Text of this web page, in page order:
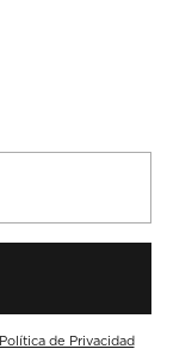
Política de Privacidad